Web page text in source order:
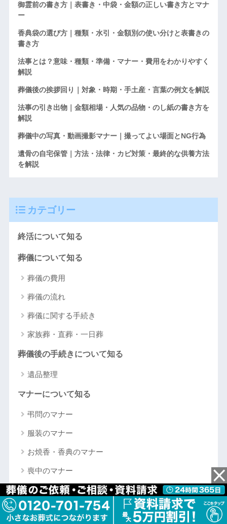
御霊前の書き方｜表書き・中袋・金額の正しい書き方とマナ
ー
香典袋の選び方｜種類・水引・金額別の使い分けと表書きの
書き方
法事とは？意味・種類・準備・マナー・費用をわかりやすく
解説
葬儀後の挨拶回り｜対象・時期・手土産・言葉の例文を解説
法事の引き出物｜金額相場・人気の品物・のし紙の書き方を
解説
葬儀中の写真・動画撮影マナー｜撮ってよい場面とNG行為
遺骨の自宅保管｜方法・法律・カビ対策・最終的な供養方法
を解説
カテゴリー
終活について知る
葬儀について知る
葬儀の費用
葬儀の流れ
葬儀に関する手続き
家族葬・直葬・一日葬
葬儀後の手続きについて知る
遺品整理
マナーについて知る
弔問のマナー
服装のマナー
お焼香・香典のマナー
喪中のマナー
挨拶について知る
お悔やみの言葉・弔辞